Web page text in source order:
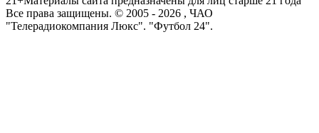
Все права защищены. © 2005 - 2026 , ЧАО
"Телерадиокомпания Люкс". "Футбол 24".